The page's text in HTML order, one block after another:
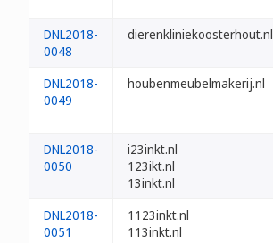
DNL2018-
0048
dierenkliniekoosterhout.nl
DNL2018-
0049
houbenmeubelmakerij.nl
DNL2018-
0050
i23inkt.nl
123ikt.nl
13inkt.nl
DNL2018-
0051
1123inkt.nl
113inkt.nl